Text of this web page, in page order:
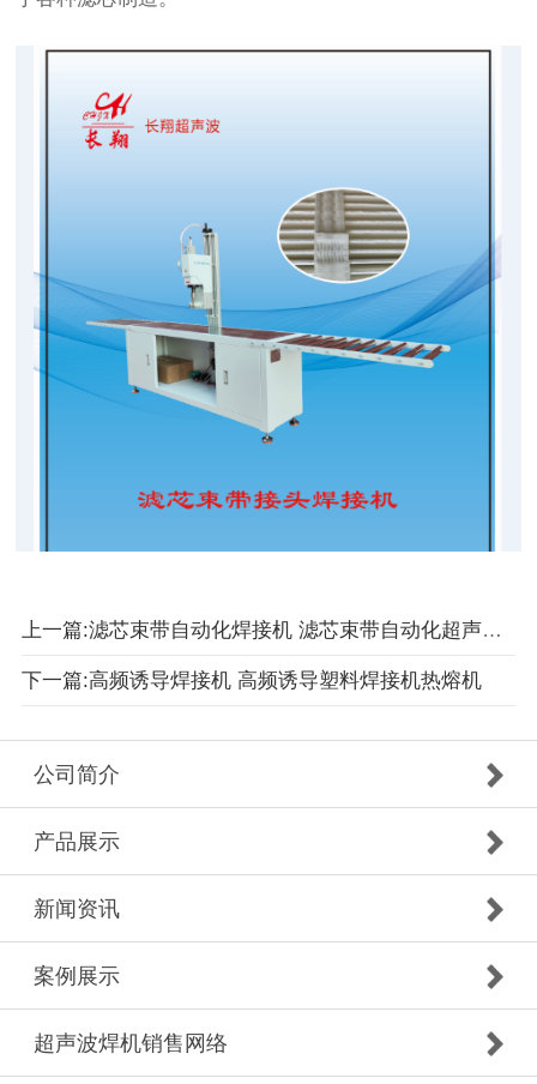
上一篇:滤芯束带自动化焊接机 滤芯束带自动化超声波焊接机
下一篇:高频诱导焊接机 高频诱导塑料焊接机热熔机
公司简介
产品展示
新闻资讯
案例展示
超声波焊机销售网络